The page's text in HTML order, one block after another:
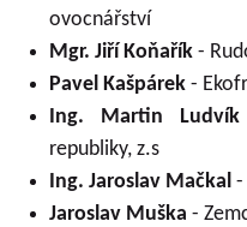
ovocnářství
Mgr. Jiří Koňařík-
Pavel Kašpárek-
Ing. Martin Ludvík
republiky, z.s
Ing. Jaroslav Mačkal-
Jaroslav Muška -